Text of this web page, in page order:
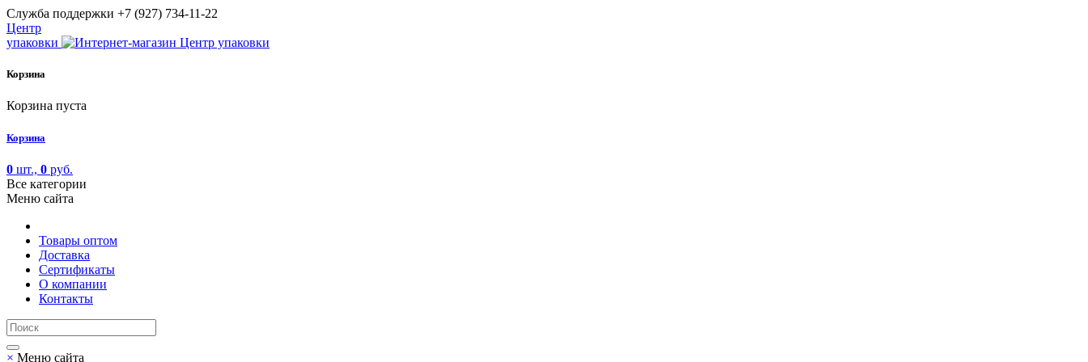
Cлужба поддержки +7 (927) 734-11-22
Центр
упаковки
Корзина
Корзина пуста
Корзина
0 шт., 0 руб.
Все категории
Меню сайта
Товары оптом
Доставка
Сертификаты
О компании
Контакты
× Меню сайта